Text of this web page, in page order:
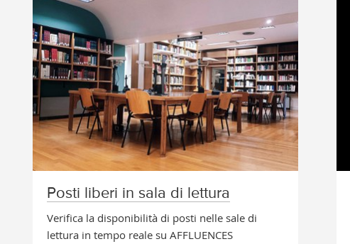
Posti liberi in sala di lettura
Verifica la disponibilità di posti nelle sale di
lettura in tempo reale su AFFLUENCES